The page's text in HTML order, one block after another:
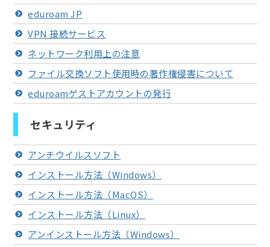
eduroam JP
VPN 接続サービス
ネットワーク利用上の注意
ファイル交換ソフト使用時の著作権侵害について
eduroamゲストアカウントの発行
セキュリティ
アンチウイルスソフト
インストール方法（Windows）
インストール方法（MacOS）
インストール方法（Linux）
アンインストール方法（Windows）